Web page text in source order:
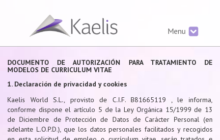
Menu
DOCUMENTO DE AUTORIZACIÓN PARA TRATAMIENTO DE
MODELOS DE CURRICULUM VITAE
1. Declaración de privacidad y cookies
Kaelis World S.L., provisto de C.I.F. B81665119 , le informa,
conforme dispone el artículo 5 de la Ley Orgánica 15/1999 de 13
de Diciembre de Protección de Datos de Carácter Personal (en
adelante L.O.P.D.), que los datos personales facilitados y recogidos